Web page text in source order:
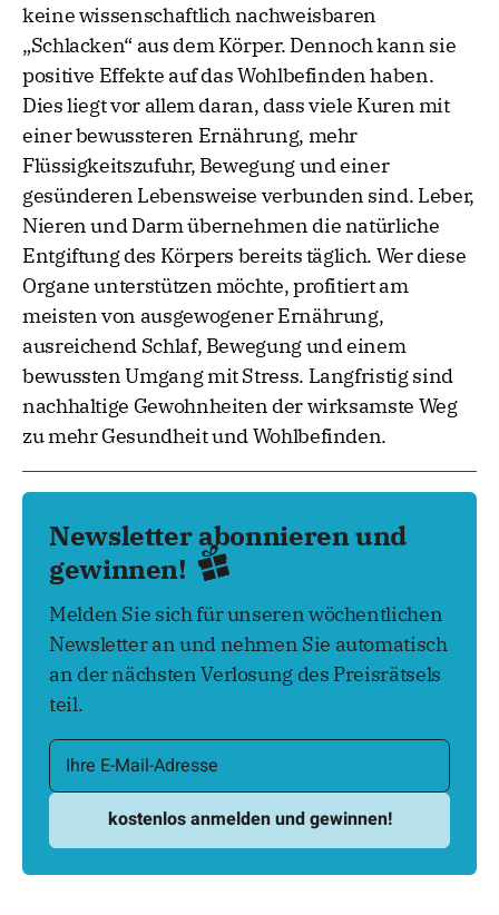
keine wissenschaftlich nachweisbaren
„Schlacken“ aus dem Körper. Dennoch kann sie
positive Effekte auf das Wohlbefinden haben.
Dies liegt vor allem daran, dass viele Kuren mit
einer bewussteren Ernährung, mehr
Flüssigkeitszufuhr, Bewegung und einer
gesünderen Lebensweise verbunden sind. Leber,
Nieren und Darm übernehmen die natürliche
Entgiftung des Körpers bereits täglich. Wer diese
Organe unterstützen möchte, profitiert am
meisten von ausgewogener Ernährung,
ausreichend Schlaf, Bewegung und einem
bewussten Umgang mit Stress. Langfristig sind
nachhaltige Gewohnheiten der wirksamste Weg
zu mehr Gesundheit und Wohlbefinden.
Newsletter abonnieren und
gewinnen!
Melden Sie sich für unseren wöchentlichen
Newsletter an und nehmen Sie automatisch
an der nächsten Verlosung des Preisrätsels
teil.